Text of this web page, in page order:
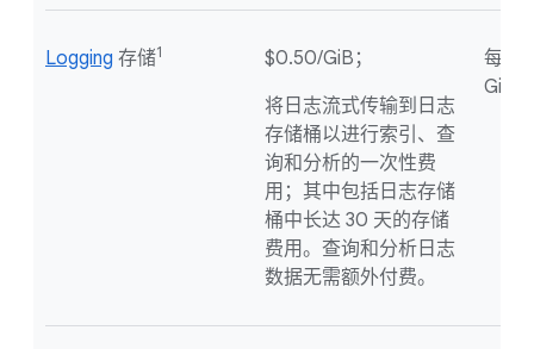
Logging 存储1
$0.50/GiB；
将日志流式传输到日志
存储桶以进行索引、查
询和分析的一次性费
用；其中包括日志存储
桶中长达 30 天的存储
费用。查询和分析日志
数据无需额外付费。
每个
GiB